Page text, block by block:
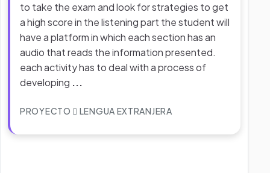
to take the exam and look for strategies to get
a high score in the listening part the student will
have a platform in which each section has an
audio that reads the information presented.
each activity has to deal with a process of
developing ...
PROYECTO LENGUA EXTRANJERA